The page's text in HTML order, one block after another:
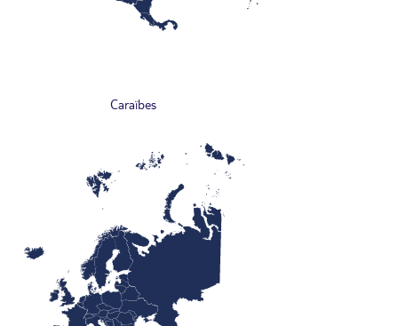
Caraïbes